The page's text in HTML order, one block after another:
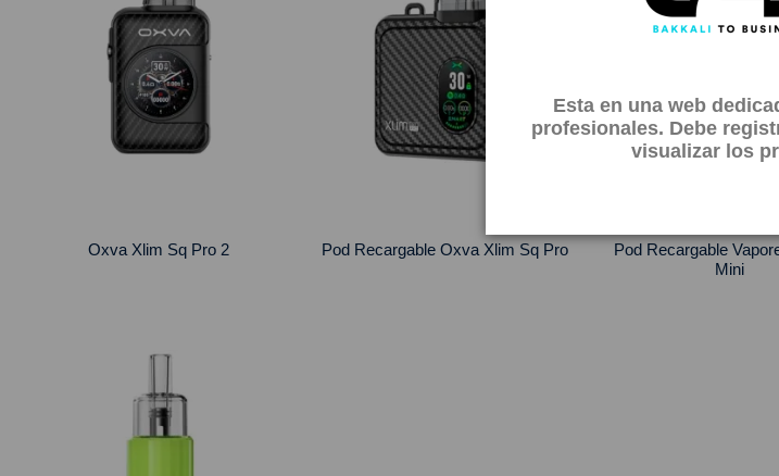
Oxva Xlim Sq Pro 2 Pod Recargable Oxva Xlim Sq Pro
Pod Recargable
Mini
Esta en una web
profesionales. Debe
visualizar los